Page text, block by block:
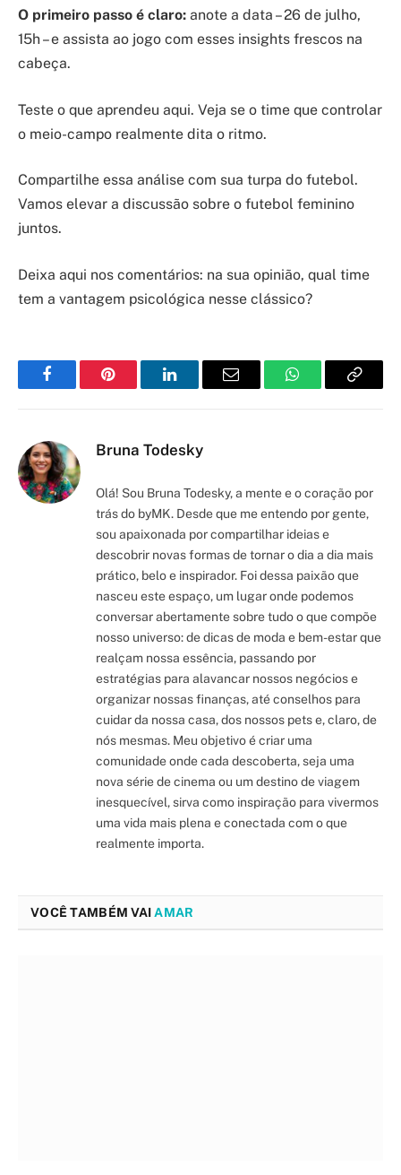
O primeiro passo é claro: anote a data – 26 de julho,
15h – e assista ao jogo com esses insights frescos na
cabeça.
Teste o que aprendeu aqui. Veja se o time que controlar
o meio-campo realmente dita o ritmo.
Compartilhe essa análise com sua turpa do futebol.
Vamos elevar a discussão sobre o futebol feminino
juntos.
Deixa aqui nos comentários: na sua opinião, qual time
tem a vantagem psicológica nesse clássico?
FacebookPinterest LinkedInEmail WhatsAppCopy
Bruna Todesky
Olá! Sou Bruna Todesky, a mente e o coração por
trás do byMK. Desde que me entendo por gente,
sou apaixonada por compartilhar ideias e
descobrir novas formas de tornar o dia a dia mais
prático, belo e inspirador. Foi dessa paixão que
nasceu este espaço, um lugar onde podemos
conversar abertamente sobre tudo o que compõe
nosso universo: de dicas de moda e bem-estar que
realçam nossa essência, passando por
estratégias para alavancar nossos negócios e
organizar nossas finanças, até conselhos para
cuidar da nossa casa, dos nossos pets e, claro, de
nós mesmas. Meu objetivo é criar uma
comunidade onde cada descoberta, seja uma
nova série de cinema ou um destino de viagem
inesquecível, sirva como inspiração para vivermos
uma vida mais plena e conectada com o que
realmente importa.
VOCÊ TAMBÉM VAI AMAR